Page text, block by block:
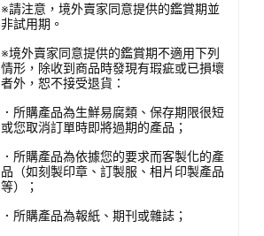
※請注意，境外賣家同意提供的鑑賞期並
非試用期。
※境外賣家同意提供的鑑賞期不適用下列
情形，除收到商品時發現有瑕疵或已損壞
者外，恕不接受退貨：
．所購產品為生鮮易腐類、保存期限很短
或您取消訂單時即將過期的產品；
．所購產品為依據您的要求而客製化的產
品（如刻製印章、訂製服、相片印製產品
等）；
．所購產品為報紙、期刊或雜誌；